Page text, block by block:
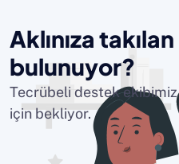
Aklınıza
bulunuyor?
Tecrübeli destek ekibimiz
için bekliyor.